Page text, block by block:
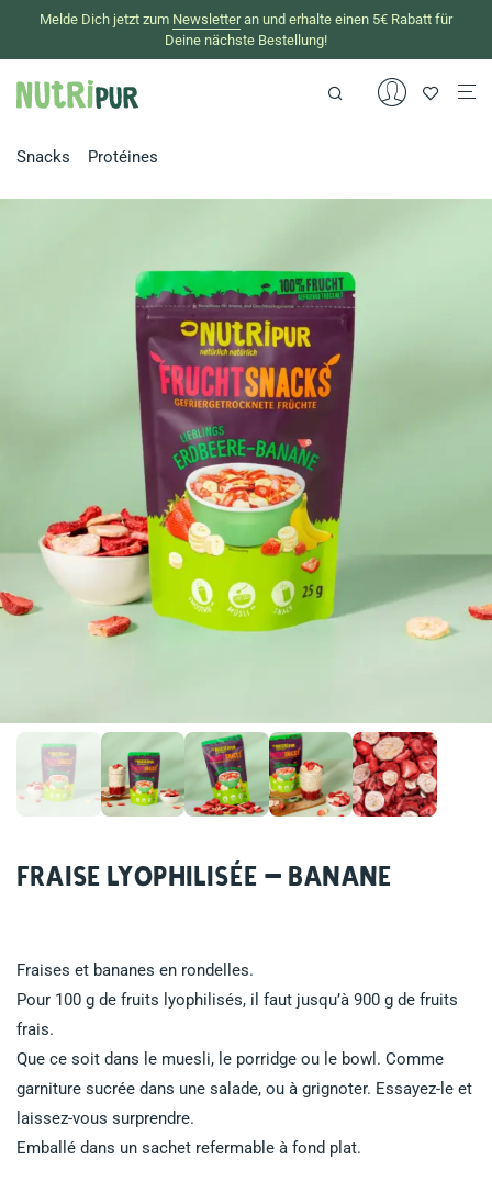
Melde Dich jetzt zum Newsletteran und erhalte einen 5€ Rabatt für
Deine nächste Bestellung!
Snacks Protéines
Fraise lyophilisée – Banane
Fraises et bananes en rondelles.
Pour 100 g de fruits lyophilisés, il faut jusqu’à 900 g de fruits
frais.
Que ce soit dans le muesli, le porridge ou le bowl. Comme
garniture sucrée dans une salade, ou à grignoter. Essayez-le et
laissez-vous surprendre.
Emballé dans un sachet refermable à fond plat.